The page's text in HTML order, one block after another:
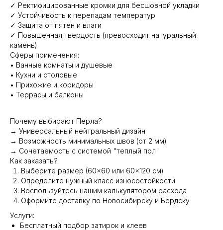
✓ Ректифицированные кромки для бесшовной укладки
✓ Устойчивость к перепадам температур
✓ Защита от пятен и влаги
✓ Повышенная твердость (превосходит натуральный
камень)
Сферы применения:
• Ванные комнаты и душевые
• Кухни и столовые
• Прихожие и коридоры
• Террасы и балконы
Почему выбирают Перла?
→ Универсальный нейтральный дизайн
→ Возможность минимальных швов (от 2 мм)
→ Сочетаемость с системой "теплый пол"
Как заказать?
Выберите размер (60×60 или 60×120 см)
Определите нужный класс износостойкости
Воспользуйтесь нашим калькулятором расхода
Оформите доставку по Новосибирску и Бердску
Услуги:
Бесплатный подбор затирок и клеев